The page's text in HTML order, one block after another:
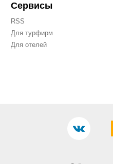
Сервисы
RSS
Для турфирм
Для отелей